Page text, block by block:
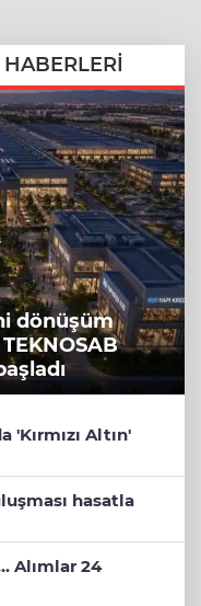
dönüşüm
'Kırmızı Altın'
hasatla
Alımlar 24